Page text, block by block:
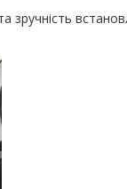
зручність